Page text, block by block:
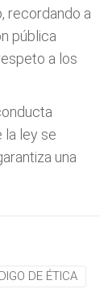
recordando a
pública
a los
la ley se
una
DE ÉTICA